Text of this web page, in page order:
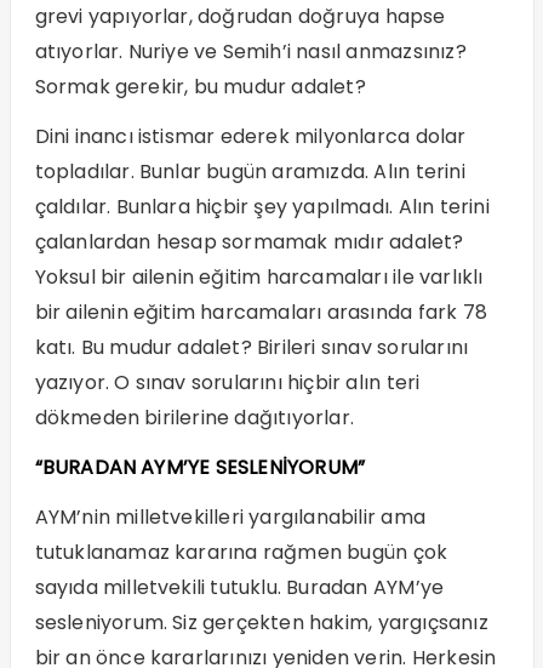
grevi yapıyorlar, doğrudan doğruya hapse
atıyorlar. Nuriye ve Semih’i nasıl anmazsınız?
Sormak gerekir, bu mudur adalet?
Dini inancı istismar ederek milyonlarca dolar
topladılar. Bunlar bugün aramızda. Alın terini
çaldılar. Bunlara hiçbir şey yapılmadı. Alın terini
çalanlardan hesap sormamak mıdır adalet?
Yoksul bir ailenin eğitim harcamaları ile varlıklı
bir ailenin eğitim harcamaları arasında fark 78
katı. Bu mudur adalet? Birileri sınav sorularını
yazıyor. O sınav sorularını hiçbir alın teri
dökmeden birilerine dağıtıyorlar.
“BURADAN AYM’YE SESLENİYORUM”
AYM’nin milletvekilleri yargılanabilir ama
tutuklanamaz kararına rağmen bugün çok
sayıda milletvekili tutuklu. Buradan AYM’ye
sesleniyorum. Siz gerçekten hakim, yargıçsanız
bir an önce kararlarınızı yeniden verin. Herkesin